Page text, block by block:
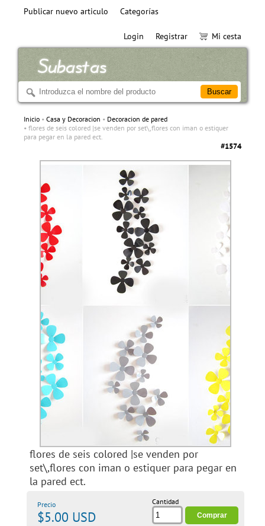
Publicar nuevo articulo Categorías
Login Registrar Mi cesta
Inicio Casa y Decoracion
Decoracion de pared
flores de seis colored |se venden por set\,flores con iman o estiquer
para pegar en la pared ect.
#1574
flores de seis colored |se venden por
set\,flores con iman o estiquer para pegar en
la pared ect.
Precio
$5.00 USD
Cantidad